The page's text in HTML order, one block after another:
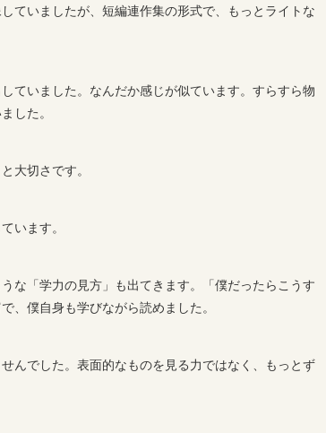
ていましたが、短編連作集の形式で、もっとライトな
ていました。なんだか感じが似ています。すらすら物
した。
大切さです。
います。
な「学力の見方」も出てきます。「僕だったらこうす
、僕自身も学びながら読めました。
んでした。表面的なものを見る力ではなく、もっとず